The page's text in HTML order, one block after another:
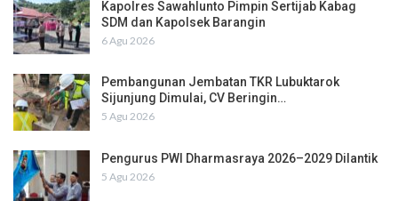
Kapolres Sawahlunto Pimpin Sertijab Kabag
SDM dan Kapolsek Barangin
6 Agu 2026
Pembangunan Jembatan TKR Lubuktarok
Sijunjung Dimulai, CV Beringin…
5 Agu 2026
Pengurus PWI Dharmasraya 2026–2029 Dilantik
5 Agu 2026